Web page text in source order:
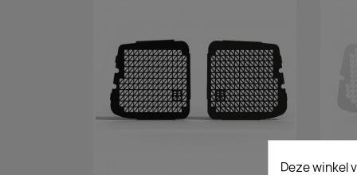
Deze winkel